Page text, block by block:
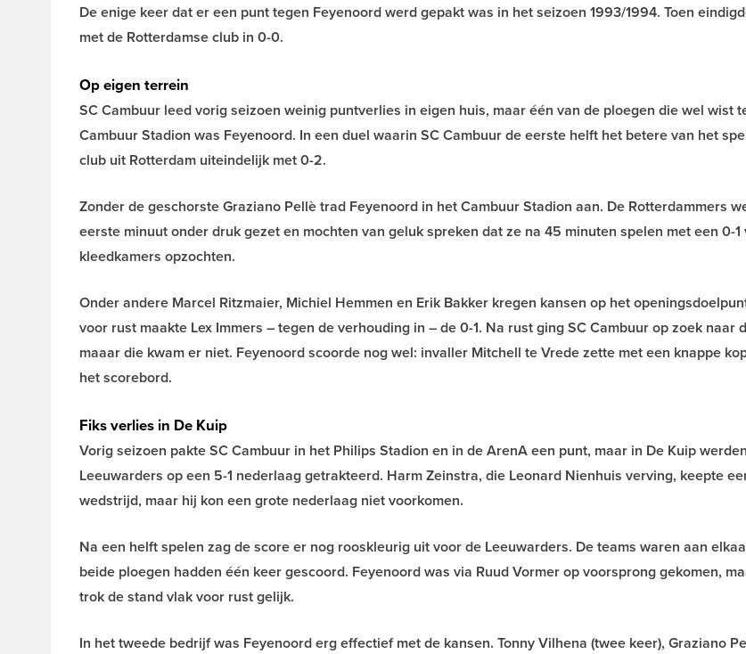
De enige keer dat er een punt tegen Feyenoord werd gepakt was in het seizoen 1993/1994. Toen
met de Rotterdamse club in 0-0.
Op eigen terrein
SC Cambuur leed vorig seizoen weinig puntverlies in eigen huis, maar één van de ploegen die wel wist
Cambuur Stadion was Feyenoord. In een duel waarin SC Cambuur de eerste helft het betere van het
club uit Rotterdam uiteindelijk met 0-2.
Zonder de geschorste Graziano Pellè trad Feyenoord in het Cambuur Stadion aan. De Rotterdammers
eerste minuut onder druk gezet en mochten van geluk spreken dat ze na 45 minuten spelen met een 0-
kleedkamers opzochten.
Onder andere Marcel Ritzmaier, Michiel Hemmen en Erik Bakker kregen kansen op het
voor rust maakte Lex Immers – tegen de verhouding in – de 0-1. Na rust ging SC Cambuur op zoek naar
maaar die kwam er niet. Feyenoord scoorde nog wel: invaller Mitchell te Vrede zette met een knappe
het scorebord.
Fiks verlies in De Kuip
Vorig seizoen pakte SC Cambuur in het Philips Stadion en in de ArenA een punt, maar in De Kuip
Leeuwarders op een 5-1 nederlaag getrakteerd. Harm Zeinstra, die Leonard Nienhuis verving, keepte
wedstrijd, maar hij kon een grote nederlaag niet voorkomen.
Na een helft spelen zag de score er nog rooskleurig uit voor de Leeuwarders. De teams waren aan
beide ploegen hadden één keer gescoord. Feyenoord was via Ruud Vormer op voorsprong gekomen,
trok de stand vlak voor rust gelijk.
In het tweede bedrijf was Feyenoord erg effectief met de kansen. Tonny Vilhena (twee keer), Graziano